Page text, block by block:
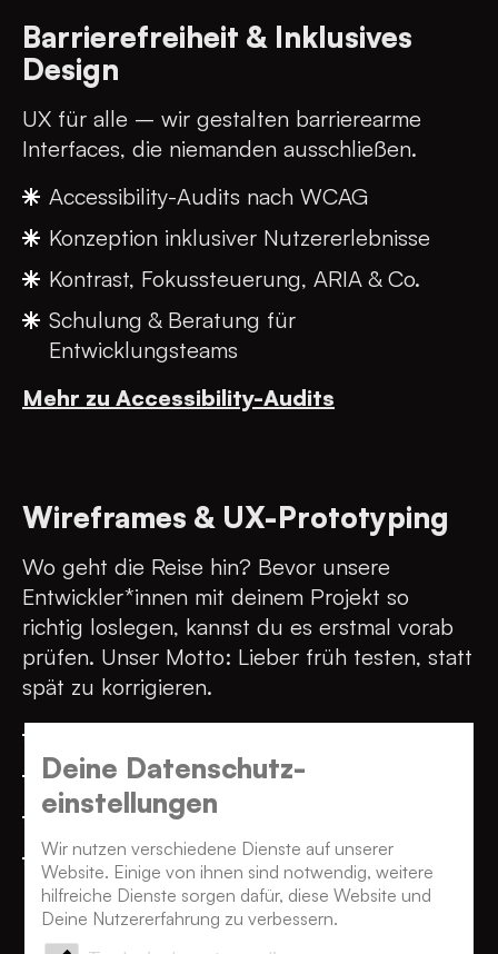
Deine Datenschutz­
einstellungen
Wir nutzen verschiedene Dienste auf unserer
Website. Einige von ihnen sind notwendig, weitere
hilfreiche Dienste sorgen dafür, diese Website und
Deine Nutzererfahrung zu verbessern.
Barrierefreiheit & Inklusives
Design
UX für alle – wir gestalten barrierearme
Interfaces, die niemanden ausschließen.
Accessibility-Audits nach WCAG
Konzeption inklusiver Nutzererlebnisse
Kontrast, Fokussteuerung, ARIA & Co.
Schulung & Beratung für
Entwicklungsteams
Mehr zu Accessibility-Audits
Wireframes & UX-Prototyping
Wo geht die Reise hin? Bevor unsere
Entwickler*innen mit deinem Projekt so
richtig loslegen, kannst du es erstmal vorab
prüfen. Unser Motto: Lieber früh testen, statt
spät zu korrigieren.
Interaktive Klickdummies
UX-Konzepte für Web, App & Plattform
Rapid Prototyping & User Feedback Loops